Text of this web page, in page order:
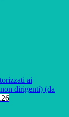
ai
dirigenti) (da